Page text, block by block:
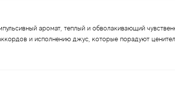
аромат, теплый и обволакивающий
и исполнению джус, которые порадуют